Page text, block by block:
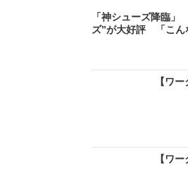
「神シューズ降臨
ズ”が大好評 「こん
【ワ
【ワ